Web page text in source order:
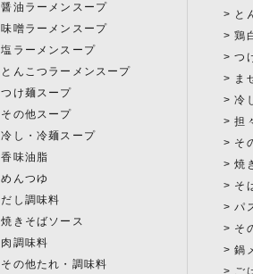
醤油ラーメンスープ
味噌ラーメンスープ
塩ラーメンスープ
とんこつラーメンスープ
つけ麺スープ
その他スープ
冷し・冷麺スープ
香味油脂
めんつゆ
だし調味料
焼きそばソース
肉調味料
その他たれ・調味料
と
鶏
つ
ま
冷
担
そ
焼
そ
パ
そ
鍋
ご